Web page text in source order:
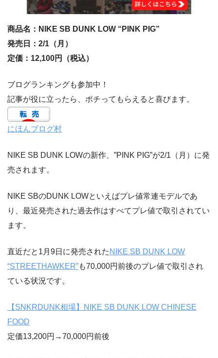
商品名：NIKE SB DUNK LOW “PINK PIG”
発売日：2/1（月）
定価：12,100円（税込）
ブログランキングも参加中！
記事が役に立ったら、ポチってもらえると喜びます。
にほんブログ村
NIKE SB DUNK LOWの新作、”PINK PIG”が2/1（月）に発
売されます。
NIKE SBのDUNK LOWといえばプレ値常連モデルであ
り、最近発売された過去作はすべてプレ値で取引されてい
ます。
直近だと1月9日に発売された NIKE SB DUNK LOW
“STREETHAWKER”も70,000円前後のプレ値で取引され
ている状況です。
【SNKRDUNK相場】NIKE SB DUNK LOW CHINESE
FOOD
定価13,200円→70,000円前後